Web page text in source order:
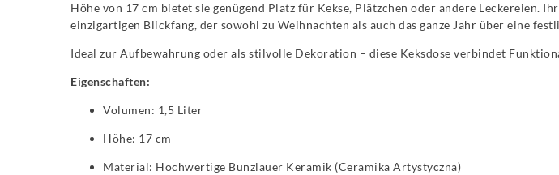
Höhe von 17 cm bietet sie genügend Platz für Kekse, Plätzchen oder andere Leckereien.
einzigartigen Blickfang, der sowohl zu Weihnachten als auch das ganze Jahr über eine
Ideal zur Aufbewahrung oder als stilvolle Dekoration – diese Keksdose verbindet
Eigenschaften:
Volumen: 1,5 Liter
Höhe: 17 cm
Material: Hochwertige Bunzlauer Keramik (Ceramika Artystyczna)